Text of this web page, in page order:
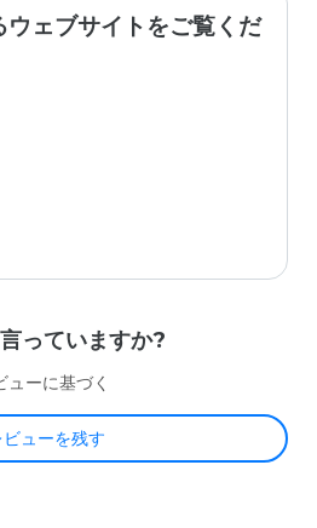
ウェブサイトをご覧くだ
っていますか?
ューに基づく
ビューを残す